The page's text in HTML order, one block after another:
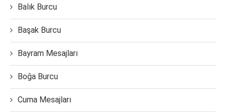
Balık Burcu
Başak Burcu
Bayram Mesajları
Boğa Burcu
Cuma Mesajları